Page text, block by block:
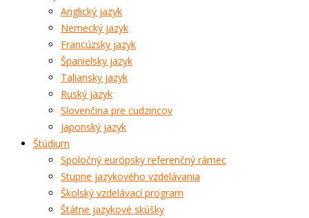
Anglický jazyk
Nemecký jazyk
Francúzsky jazyk
Španielsky jazyk
Taliansky jazyk
Ruský jazyk
Slovenčina pre cudzincov
Japonský jazyk
Štúdium
Spoločný európsky referenčný rámec
Stupne jazykového vzdelávania
Školský vzdelávací program
Štátne jazykové skúšky